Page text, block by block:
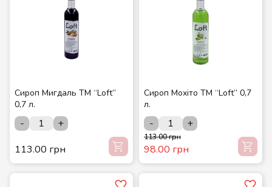
Сироп Мигдаль ТМ “Loft”
0,7 л.
-
+
113.00 грн
Сироп Мохіто ТМ “Loft” 0,7
л.
- +
113.00 грн
98.00 грн